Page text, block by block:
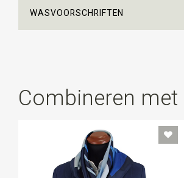
WASVOORSCHRIFTEN
Combineren met